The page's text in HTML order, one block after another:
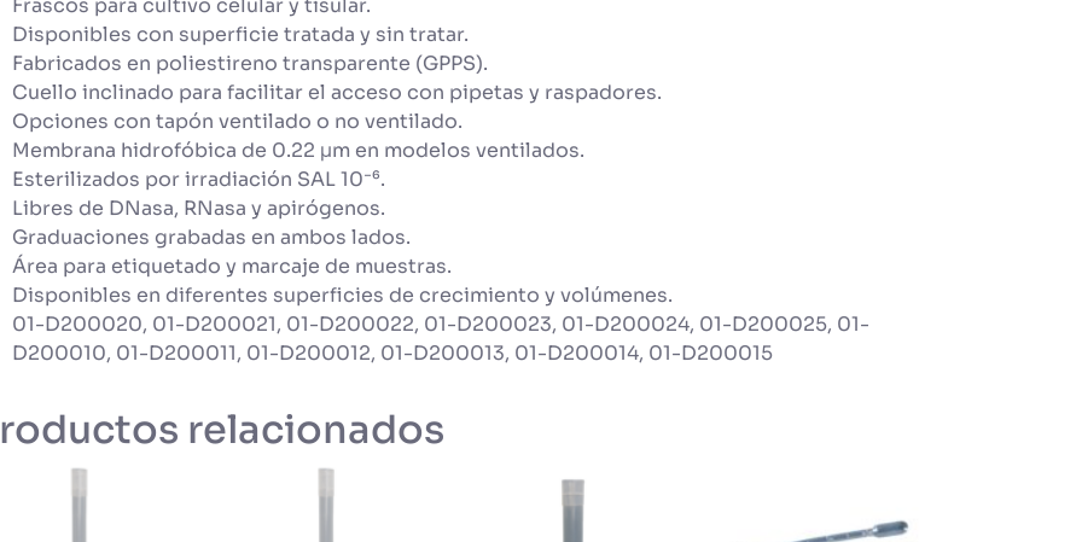
Frascos para cultivo celular y tisular.
Disponibles con superficie tratada y sin tratar.
Fabricados en poliestireno transparente (GPPS).
Cuello inclinado para facilitar el acceso con pipetas y raspadores.
Opciones con tapón ventilado o no ventilado.
Membrana hidrofóbica de 0.22 μm en modelos ventilados.
Esterilizados por irradiación SAL 10⁻⁶.
Libres de DNasa, RNasa y apirógenos.
Graduaciones grabadas en ambos lados.
Área para etiquetado y marcaje de muestras.
Disponibles en diferentes superficies de crecimiento y volúmenes.
01-D200020, ​01-D200021​, 01-D200022​, 01-D200023​, 01-D200024​, 01-D200025, 01-
D200010​, 01-D200011​, 01-D200012​, 01-D200013​, 01-D200014​, 01-D200015
relacionados